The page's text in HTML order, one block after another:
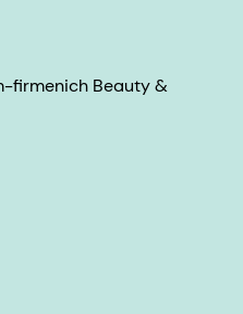
firmenich Beauty &